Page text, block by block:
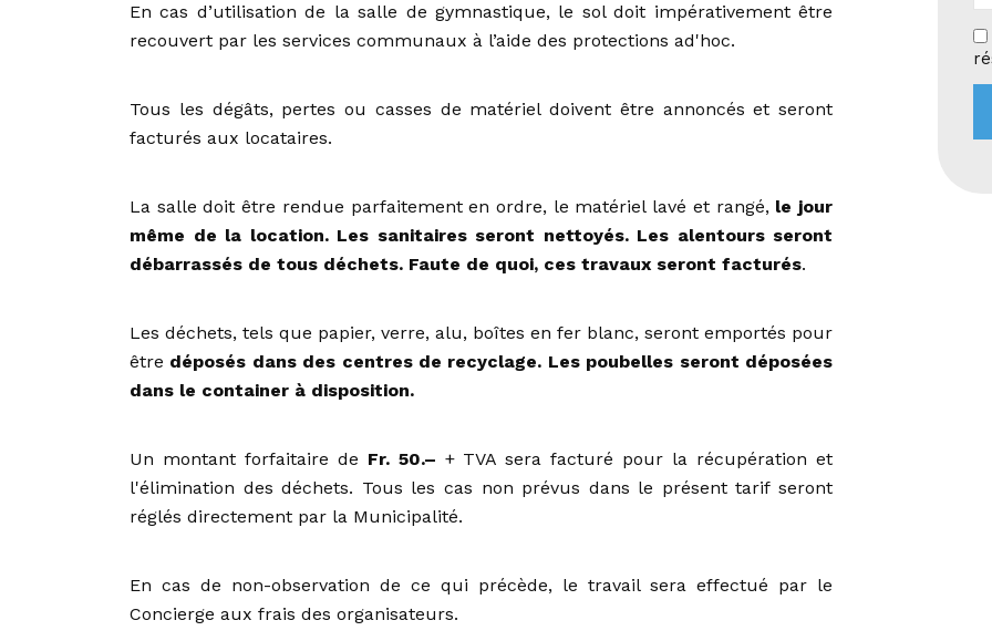
En cas d’utilisation de la salle de gymnastique, le sol doit impérativement être
recouvert par les services communaux à l’aide des protections ad'hoc.
Tous les dégâts, pertes ou casses de matériel doivent être annoncés et seront
facturés aux locataires.
La salle doit être rendue parfaitement en ordre, le matériel lavé et rangé, le jour
même de la location. Les sanitaires seront nettoyés. Les alentours seront
débarrassés de tous déchets. Faute de quoi, ces travaux seront facturés.
Les déchets, tels que papier, verre, alu, boîtes en fer blanc, seront emportés pour
être déposés dans des centres de recyclage. Les poubelles seront déposées
dans le container à disposition.
Un montant forfaitaire de Fr. 50.– + TVA sera facturé pour la récupération et
l'élimination des déchets. Tous les cas non prévus dans le présent tarif seront
réglés directement par la Municipalité.
En cas de non-observation de ce qui précède, le travail sera effectué par le
Concierge aux frais des organisateurs.